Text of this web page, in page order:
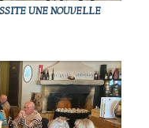
UNE NOUVELLE